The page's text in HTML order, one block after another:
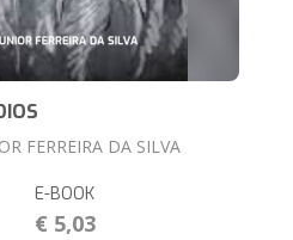
FERREIRA DA SILVA
E-BOOK
€ 5,03